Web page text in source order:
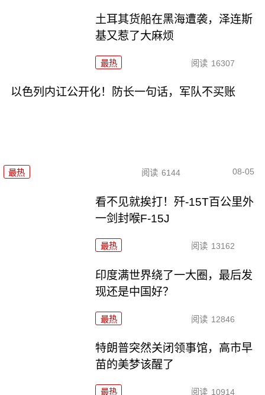
土耳其货船在黑海遭袭，泽连斯
基又惹了大麻烦
最热 阅读 16307
以色列内讧公开化！防长一句话，军队不买账
最热 阅读 6144 08-05
看不见就挨打！歼-15T百公里外
一剑封喉F-15J
最热 阅读 13162
印度满世界绕了一大圈，最后发
现还是中国好？
最热 阅读 12846
特朗普突然关闭领事馆，高市早
苗的美梦该醒了
最热 阅读 10914